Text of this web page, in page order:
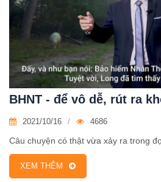
BHNT - để vô dễ, rút ra
2021/10/16 4686
Câu chuyện có thật vừa xảy ra trong
XEM THÊM